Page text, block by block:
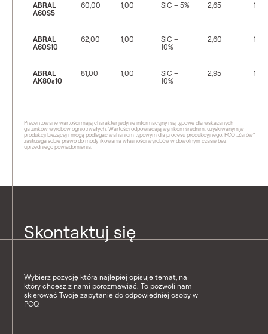
ABRAL
A60S5
60,00 1,00 SiC – 5% 2,65 13
ABRAL
A60S10
62,00 1,00
SiC –
10%
2,60 14
ABRAL
AK80s10
81,00 1,00
SiC –
10%
2,95 13
Prezentowane wartości mają charakter jedynie informacyjny i są typowe dla wskazanych
gatunków wyrobów ogniotrwałych. Wartości odpowiadają wynikom średnim, uzyskiwanym w
produkcji bieżącej i mogą podlegać wahaniom typowym dla procesu produkcyjnego. PCO „Żarów"
zastrzega sobie prawo do modyfikowania własności wyrobów w dowolnym czasie bez
uprzedniego powiadomienia.
Skontaktuj się
Wybierz pozycję która najlepiej opisuje temat, na
który chcesz z nami porozmawiać. To pozwoli nam
skierować Twoje zapytanie do odpowiedniej osoby w
PCO.